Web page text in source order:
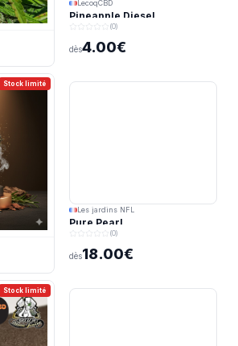
LecoqCBD
Pineapple Diesel
(0)
dès4.00€
Stock limité
Les jardins NFL
Pure Pearl
(0)
dès18.00€
Stock limité